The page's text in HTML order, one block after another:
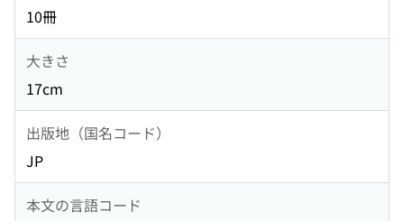
10冊
大きさ
17cm
出版地（国名コード）
JP
本文の言語コード